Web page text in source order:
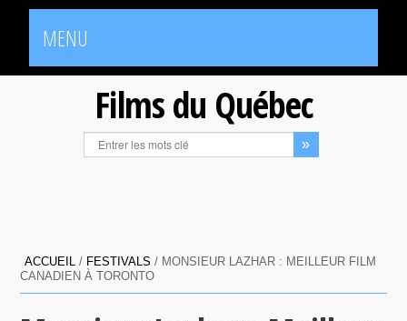
MENU
Films du Québec
ACCUEIL / FESTIVALS / MONSIEUR LAZHAR : MEILLEUR FILM
CANADIEN À TORONTO